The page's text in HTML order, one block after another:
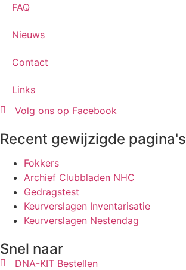
FAQ
Nieuws
Contact
Links
Volg ons op Facebook
Recent gewijzigde pagina's
Fokkers
Archief Clubbladen NHC
Gedragstest
Keurverslagen Inventarisatie
Keurverslagen Nestendag
Snel naar
DNA-KIT Bestellen